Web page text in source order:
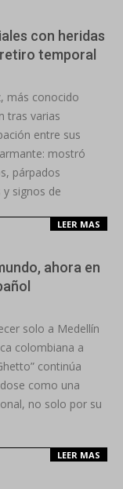
con heridas
temporal
más conocido
tras varias
entre sus
mostró
párpados
signos de
LEER MAS
ahora en
solo a Medellín
colombiana a
continúa
como una
no solo por su
LEER MAS